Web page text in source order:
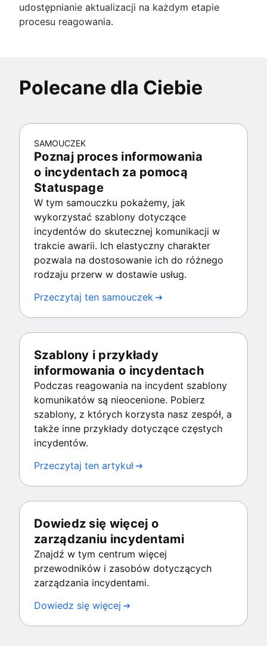
udostępnianie aktualizacji na każdym etapie
procesu reagowania.
Polecane dla Ciebie
SAMOUCZEK
Poznaj proces informowania
o incydentach za pomocą
Statuspage
W tym samouczku pokażemy, jak
wykorzystać szablony dotyczące
incydentów do skutecznej komunikacji w
trakcie awarii. Ich elastyczny charakter
pozwala na dostosowanie ich do różnego
rodzaju przerw w dostawie usług.
Przeczytaj ten samouczek
Szablony i przykłady
informowania o incydentach
Podczas reagowania na incydent szablony
komunikatów są nieocenione. Pobierz
szablony, z których korzysta nasz zespół, a
także inne przykłady dotyczące częstych
incydentów.
Przeczytaj ten artykuł
Dowiedz się więcej o
zarządzaniu incydentami
Znajdź w tym centrum więcej
przewodników i zasobów dotyczących
zarządzania incydentami.
Dowiedz się więcej